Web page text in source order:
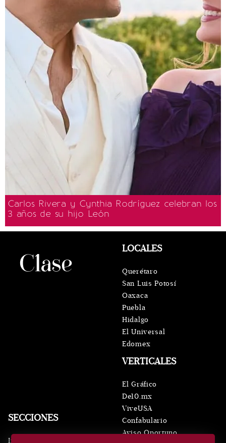
Carlos Rivera y Cynthia Rodríguez celebran los
3 años de su hijo León
SECCIONES
Inicio
VERTICALES
El Gráfico
De10.mx
ViveUSA
Confabulario
Aviso Oportuno
LOCALES
Querétaro
San Luis Potosí
Oaxaca
Puebla
Hidalgo
El Universal
Edomex